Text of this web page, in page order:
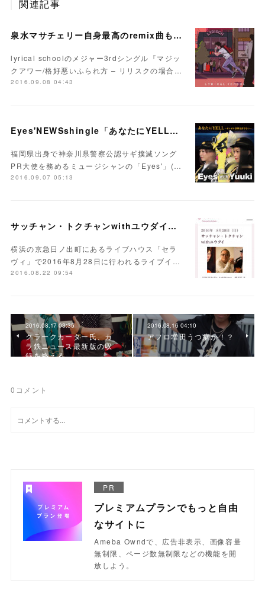
関連記事
泉水マサチェリー自身最高のremix曲も収録！lyrical school新作発表『マジックアワー/格好悪いふられ方 -リリスクの場合-』
lyrical schoolのメジャー3rdシングル『マジッ
クアワー/格好悪いふられ方 – リリスクの場合…
2016.09.08 04:43
Eyes'NEWSshingle「あなたにYELL〜オレオレ詐欺を許さない」を発売
福岡県出身で神奈川県警察公認サギ撲滅ソング
PR大使を務めるミュージシャンの「Eyes'」(…
2016.09.07 05:13
サッチャン・トクチャンwithユウダイ、イベント開催
横浜の京急日ノ出町にあるライブハウス「セラ
ヴィ」で2016年8月28日に行われるライブイ…
2016.08.22 09:54
2016.08.17 03:35
クラークカーター氏、カ
ラ鉄ニュース最新版の収
録を終える
2016.08.16 04:10
アフロ増田うつ病か！？
0 コメント
PR
プレミアムプランでもっと自由
なサイトに
Ameba Owndで、広告非表示、画像容量
無制限、ページ数無制限などの機能を開
放しよう。